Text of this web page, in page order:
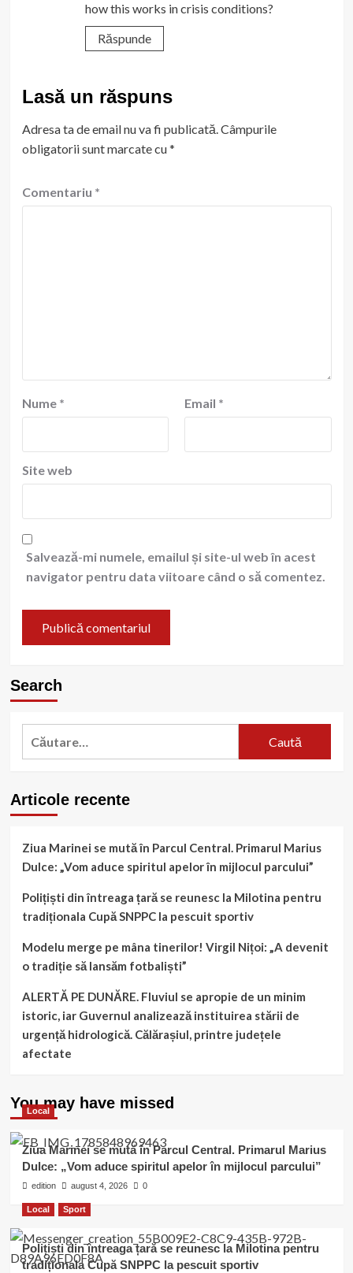
how this works in crisis conditions?
Răspunde
Lasă un răspuns
Adresa ta de email nu va fi publicată.Câmpurile
obligatorii sunt marcate cu*
Comentariu *
Nume * Email *
Site web
Salvează-mi numele, emailul și site-ul web în acest
navigator pentru data viitoare când o să comentez.
Search
Caută
Articole recente
Ziua Marinei se mută în Parcul Central. Primarul Marius
Dulce: „Vom aduce spiritul apelor în mijlocul parcului”
Polițiști din întreaga țară se reunesc la Milotina pentru
tradiționala Cupă SNPPC la pescuit sportiv
Modelu merge pe mâna tinerilor! Virgil Nițoi: „A devenit
o tradiție să lansăm fotbaliști”
ALERTĂ PE DUNĂRE. Fluviul se apropie de un minim
istoric, iar Guvernul analizează instituirea stării de
urgență hidrologică. Călărașiul, printre județele
afectate
You may have missed
Local
Ziua Marinei se mută în Parcul Central. Primarul Marius
Dulce: „Vom aduce spiritul apelor în mijlocul parcului”
edition august 4, 2026 0
Local Sport
Polițiști din întreaga țară se reunesc la Milotina pentru
tradiționala Cupă SNPPC la pescuit sportiv